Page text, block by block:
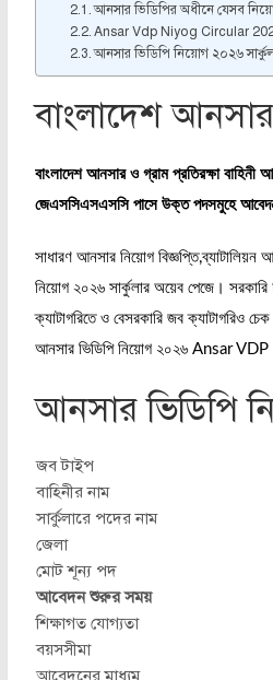
আনসার ভিডিপির অধীনে যেসব
Ansar Vdp Niyog Circular
আনসার ভিডিপি নিয়োগ ২০২৬
বাংলাদেশ আনসার
বাংলাদেশ আনসার ও গ্রাম প্রতিরক্ষা
জেএসসিএসএসসি পাসে উক্ত পদসমুহে
সাধারণ আনসার নিয়োগ
নিয়োগ ২০২৬ সার্কুলার অয়েব পেজে। সরকারি
ক্যাটাগরিতে ও বেসরকারি জব ক্যাটাগরিও
আনসার ভিডিপি নিয়োগ ২০২৬ Ansar
আনসার ভিডিপি
জব টাইপ
বাহিনীর নাম
সার্কুলারে পদের নাম
জেলা
মোট শূন্য পদ
আবেদন শুরুর সময়
শিক্ষাগত যোগ্যতা
বয়সসীমা
আবেদনের মাধ্যম